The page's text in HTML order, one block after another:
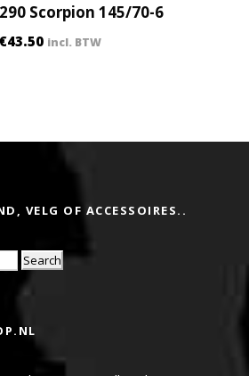
Scorpion 145/70-6
€43.50 incl. BTW
VELG OF ACCESSOIRES..
Search